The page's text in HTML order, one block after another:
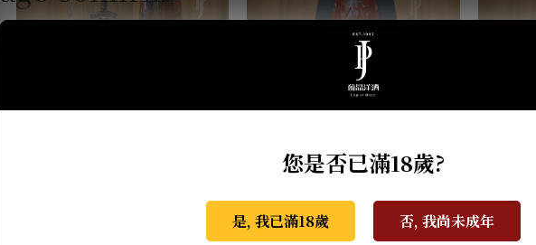
高原騎士15年 火 0.7L
您是否已滿18歲?
是, 我已滿18歲 否, 我尚未成年